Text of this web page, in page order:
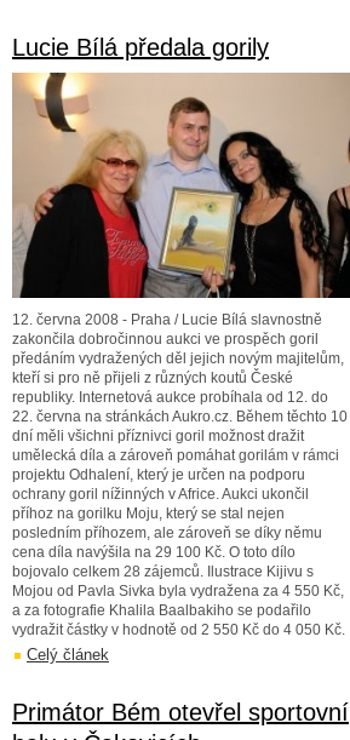
Lucie Bílá předala gorily
12. června 2008 - Praha / Lucie Bílá slavnostně
zakončila dobročinnou aukci ve prospěch goril
předáním vydražených děl jejich novým majitelům,
kteří si pro ně přijeli z různých koutů České
republiky. Internetová aukce probíhala od 12. do
22. června na stránkách Aukro.cz. Během těchto 10
dní měli všichni příznivci goril možnost dražit
umělecká díla a zároveň pomáhat gorilám v rámci
projektu Odhalení, který je určen na podporu
ochrany goril nížinných v Africe. Aukci ukončil
příhoz na gorilku Moju, který se stal nejen
posledním příhozem, ale zároveň se díky němu
cena díla navýšila na 29 100 Kč. O toto dílo
bojovalo celkem 28 zájemců. Ilustrace Kijivu s
Mojou od Pavla Sivka byla vydražena za 4 550 Kč,
a za fotografie Khalila Baalbakiho se podařilo
vydražit částky v hodnotě od 2 550 Kč do 4 050 Kč.
Celý článek
Primátor Bém otevřel sportovní